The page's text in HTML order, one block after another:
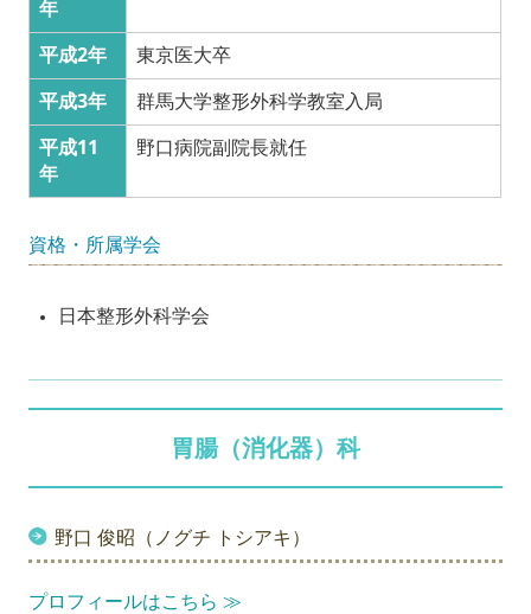
年
平成2年
東京医大卒
平成3年
群馬大学整形外科学教室入局
平成11
年
野口病院副院長就任
資格・所属学会
日本整形外科学会
胃腸（消化器）科
野口 俊昭（ノグチ トシアキ）
プロフィールはこちら ≫